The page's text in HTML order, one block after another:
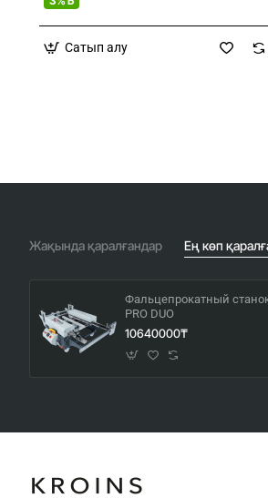
Сатып алу
Жақында қаралғандар Ең көп
Фальцепрокатный
PRO DUO
10640000₸